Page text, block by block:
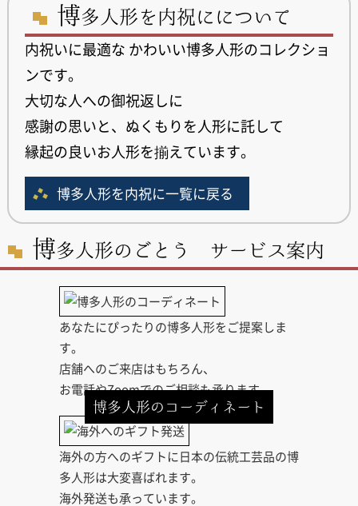
博多人形を内祝にについて
内祝いに最適な かわいい博多人形のコレクショ
ンです。
大切な人への御祝返しに
感謝の思いと、ぬくもりを人形に託して
縁起の良いお人形を揃えています。
博多人形を内祝に一覧に戻る
博多人形のごとう サービス案内
博多人形のコーディネート
あなたにぴったりの博多人形をご提案しま
す。
店舗へのご来店はもちろん、
お電話やZoomでのご相談も承ります。
海外の方へのギフトに日本の伝統工芸品の博
多人形は大変喜ばれます。
海外発送も承っています。